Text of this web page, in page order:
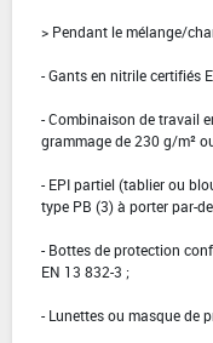
> Pendant le mélange/
- Gants en nitrile certifiés
- Combinaison de travail
grammage de 230 g/m²
- EPI partiel (tablier ou
type PB (3) à porter par-
- Bottes de protection
EN 13 832-3 ;
- Lunettes ou masque de